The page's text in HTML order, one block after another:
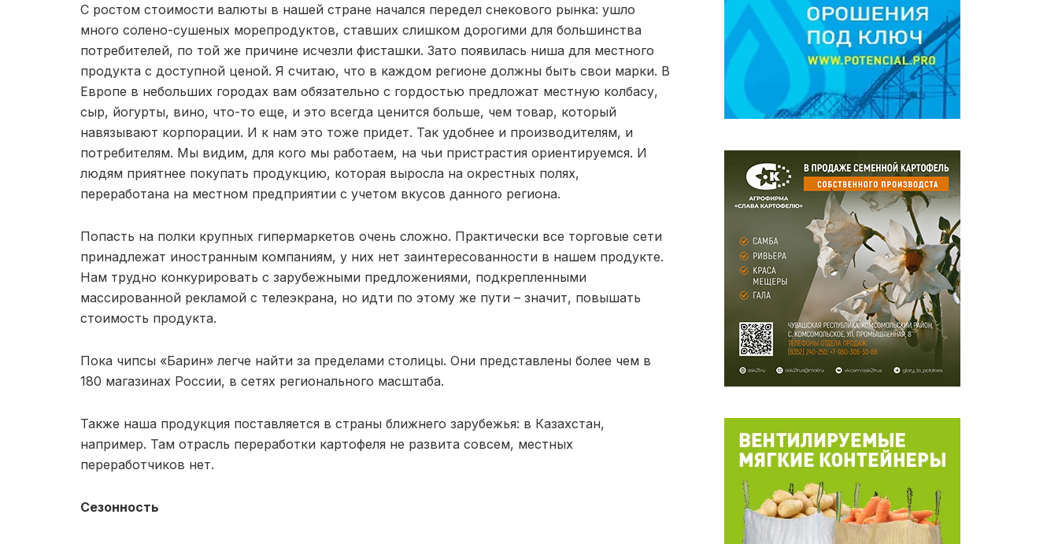
С ростом стоимости валюты в нашей стране начался передел снекового рынка: ушло
много солено-сушеных морепродуктов, ставших слишком дорогими для большинства
потребителей, по той же причине исчезли фисташки. Зато появилась ниша для местного
продукта с доступной ценой. Я считаю, что в каждом регионе должны быть свои марки. В
Европе в небольших городах вам обязательно с гордостью предложат местную колбасу,
сыр, йогурты, вино, что-то еще, и это всегда ценится больше, чем товар, который
навязывают корпорации. И к нам это тоже придет. Так удобнее и производителям, и
потребителям. Мы видим, для кого мы работаем, на чьи пристрастия ориентируемся. И
людям приятнее покупать продукцию, которая выросла на окрестных полях,
переработана на местном предприятии с учетом вкусов данного региона.
Попасть на полки крупных гипермаркетов очень сложно. Практически все торговые сети
принадлежат иностранным компаниям, у них нет заинтересованности в нашем продукте.
Нам трудно конкурировать с зарубежными предложениями, подкрепленными
массированной рекламой с телеэкрана, но идти по этому же пути – значит, повышать
стоимость продукта.
Пока чипсы «Барин» легче найти за пределами столицы. Они представлены более чем в
180 магазинах России, в сетях регионального масштаба.
Также наша продукция поставляется в страны ближнего зарубежья: в Казахстан,
например. Там отрасль переработки картофеля не развита совсем, местных
переработчиков нет.
Сезонность